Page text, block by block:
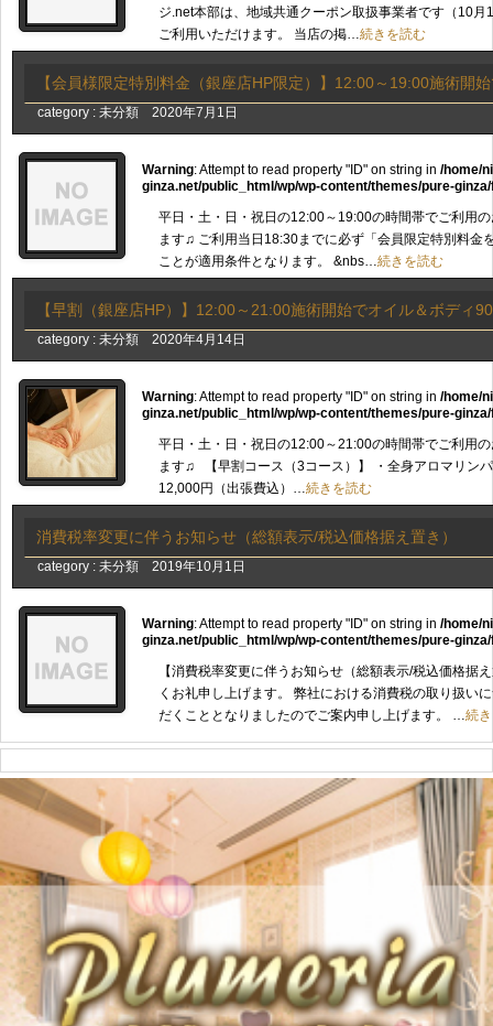
ジ.net本部は、地域共通クーポン取扱事業者です（10
ご利用いただけます。 当店の掲…続きを読む
【会員様限定特別料金（銀座店HP限定）】12:00～19:00施術開
category : 未分類 2020年7月1日
Warning: Attempt to read property "ID" on string in /home/
ginza.net/public_html/wp/wp-content/themes/pure-
平日・土・日・祝日の12:00～19:00の時間帯でご利用
ます♫ ご利用当日18:30までに必ず「会員限定特別料金
ことが適用条件となります。 &nbs…続きを読む
【早割（銀座店HP）】12:00～21:00施術開始でオイル＆ボディ
category : 未分類 2020年4月14日
Warning: Attempt to read property "ID" on string in /home/
ginza.net/public_html/wp/wp-content/themes/pure-
平日・土・日・祝日の12:00～21:00の時間帯でご利用
ます♫ 【早割コース（3コース）】 ・全身アロマリン
12,000円（出張費込）…続きを読む
消費税率変更に伴うお知らせ（総額表示/税込価格据え置き）
category : 未分類 2019年10月1日
Warning: Attempt to read property "ID" on string in /home/
ginza.net/public_html/wp/wp-content/themes/pure-
【消費税率変更に伴うお知らせ（総額表示/税込価格据
くお礼申し上げます。 弊社における消費税の取り扱い
だくこととなりましたのでご案内申し上げます。 …続